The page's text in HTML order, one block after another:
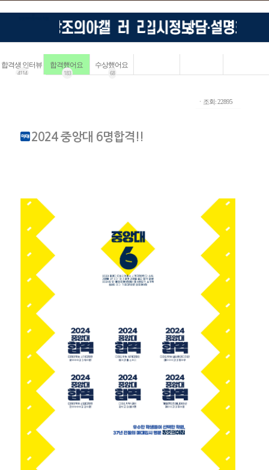
합격생 인터뷰
4114
합격했어요
183
수상했어요
68
ㆍ조회: 22895
2024 중앙대 6명합격!!